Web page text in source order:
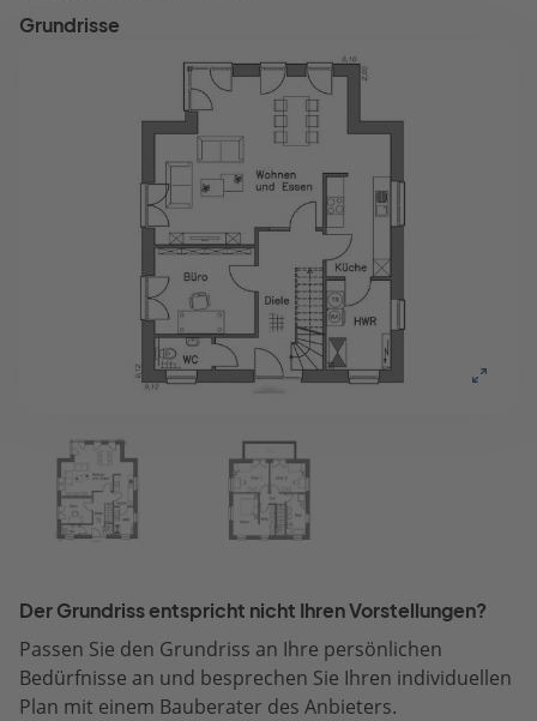
Grundrisse
Der Grundriss entspricht nicht Ihren Vorstellungen?
Passen Sie den Grundriss an Ihre persönlichen
Bedürfnisse an und besprechen Sie Ihren individuellen
Plan mit einem Bauberater des Anbieters.